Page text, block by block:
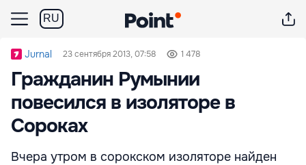
RU
Jurnal 23 сентября 2013, 07:58 1 478
Гражданин Румынии
повесился в изоляторе в
Сороках
Вчера утром в сорокском изоляторе найден